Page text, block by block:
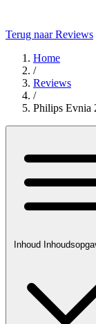
Terug naar Reviews
Home
/
Reviews
/
Philips Evnia
Inhoud